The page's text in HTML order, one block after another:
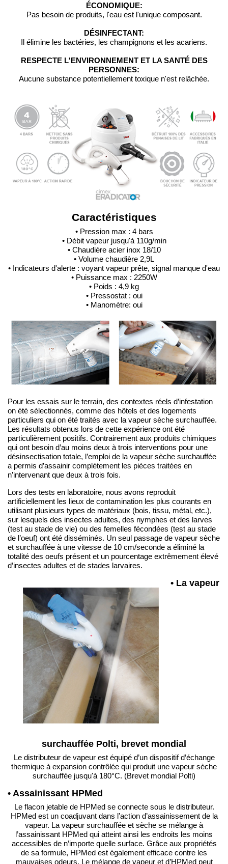
ÉCONOMIQUE:
Pas besoin de produits, l'eau est l'unique composant.
DÉSINFECTANT:
Il élimine les bactéries, les champignons et les acariens.
RESPECTE L'ENVIRONNEMENT ET LA SANTÉ DES
PERSONNES:
Aucune substance potentiellement toxique n'est relâchée.
Caractéristiques
• Pression max : 4 bars
• Débit vapeur jusqu'à 110g/min
• Chaudière acier inox 18/10
• Volume chaudière 2,9L
• Indicateurs d'alerte : voyant vapeur prête, signal manque d'eau
• Puissance max : 2250W
• Poids : 4,9 kg
• Pressostat : oui
• Manomètre: oui
Pour les essais sur le terrain, des contextes réels d’infestation
on été sélectionnés, comme des hôtels et des logements
particuliers qui on été traités avec la vapeur sèche surchauffée.
Les résultats obtenus lors de cette expérience ont été
particulièrement positifs. Contrairement aux produits chimiques
qui ont besoin d’au moins deux à trois interventions pour une
désinsectisation totale, l’emploi de la vapeur sèche surchauffée
a permis d’assainir complètement les pièces traitées en
n’intervenant que deux à trois fois.
Lors des tests en laboratoire, nous avons reproduit
artificiellement les lieux de contamination les plus courants en
utilisant plusieurs types de matériaux (bois, tissu, métal, etc.),
sur lesquels des insectes adultes, des nymphes et des larves
(test au stade de vie) ou des femelles fécondées (test au stade
de l’oeuf) ont été disséminés. Un seul passage de vapeur sèche
et surchauffée à une vitesse de 10 cm/seconde a éliminé la
totalité des oeufs présent et un pourcentage extrêmement élevé
d’insectes adultes et de stades larvaires.
• La vapeur
surchauffée Polti, brevet mondial
Le distributeur de vapeur est équipé d’un dispositif d’échange
thermique à expansion contrôlée qui produit une vapeur sèche
surchauffée jusqu'à 180°C. (Brevet mondial Polti)
• Assainissant HPMed
Le flacon jetable de HPMed se connecte sous le distributeur.
HPMed est un coadjuvant dans l’action d’assainissement de la
vapeur. La vapeur surchauffée et sèche se mélange à
l’assainissant HPMed qui atteint ainsi les endroits les moins
accessibles de n’importe quelle surface. Grâce aux propriétés
de sa formule, HPMed est également efficace contre les
mauvaises odeurs. Le mélange de vapeur et d’HPMed peut